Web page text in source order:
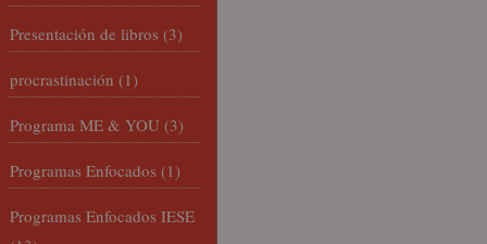
Presentación de libros (3)
procrastinación (1)
Programa ME & YOU (3)
Programas Enfocados (1)
Programas Enfocados IESE